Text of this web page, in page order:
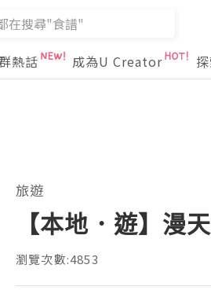
熱話 成為U Creator
旅遊
【本地．遊】漫
瀏覽次數:4853